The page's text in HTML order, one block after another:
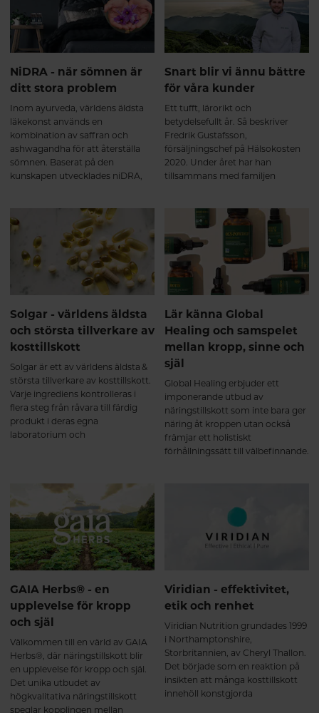
mer engagerade vad de lämnar
ute ur sina produkter.
hållbar värld, med kärlek till både
människa, natur och planet.
NiDRA - när sömnen är
ditt stora problem
Inom ayurveda, världens äldsta
läkekonst används en
kombination av saffran och
ashwagandha för att återställa
sömnen. Baserat på den
kunskapen utvecklades niDRA,
väldokumenterade saffran.
Effekten på sömn märks som
regel första veckan.
Snart blir vi ännu bättre
för våra kunder
Ett tufft, lärorikt och
betydelsefullt år. Så beskriver
Fredrik Gustafsson,
försäljningschef på Hälsokosten
2020. Under året har han
tillsammans med familjen
runt om i landet – och snart
lanseras en e-handel som ett
komplement till de fysiska
butikerna.
Solgar - världens äldsta
och största tillverkare av
kosttillskott
Solgar är ett av världens äldsta &
största tillverkare av kosttillskott.
Varje ingrediens kontrolleras i
flera steg från råvara till färdig
produkt i deras egna
laboratorium och
Hälsokostens sortiment.
Lär känna Global
Healing och samspelet
mellan kropp, sinne och
själ
Global Healing erbjuder ett
imponerande utbud av
näringstillskott som inte bara ger
näring åt kroppen utan också
främjar ett holistiskt
förhållningssätt till välbefinnande.
som understryker Global
Healings rykte som en pionjär
inom hälsa och välbefinnande.
GAIA Herbs® - en
upplevelse för kropp
och själ
Välkommen till en värld av GAIA
Herbs®, där näringstillskott blir
en upplevelse för kropp och själ.
Det unika utbudet av
högkvalitativa näringstillskott
speglar kopplingen mellan
Viridian - effektivitet,
etik och renhet
Viridian Nutrition grundades 1999
i Northamptonshire,
Storbritannien, av Cheryl Thallon.
Det började som en reaktion på
insikten att många kosttillskott
innehöll konstgjorda